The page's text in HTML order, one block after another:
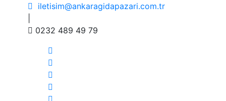
iletisim@ankaragidapazari.com.tr
0232 489 49 79